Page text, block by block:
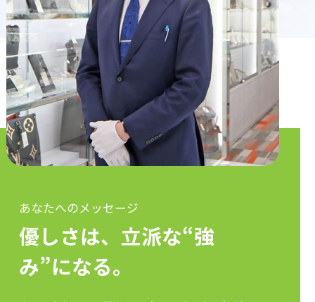
あなたへのメッセージ
優しさは、立派な“強
み”になる。